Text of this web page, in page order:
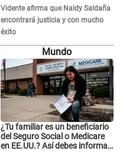
manos de la justicia"
Vidente afirma que Naldy Saldaña
encontrará justicia y con mucho
éxito
Mundo
¿Tu familiar es un beneficiario
del Seguro Social o Medicare
en EE.UU.? Así debes informar